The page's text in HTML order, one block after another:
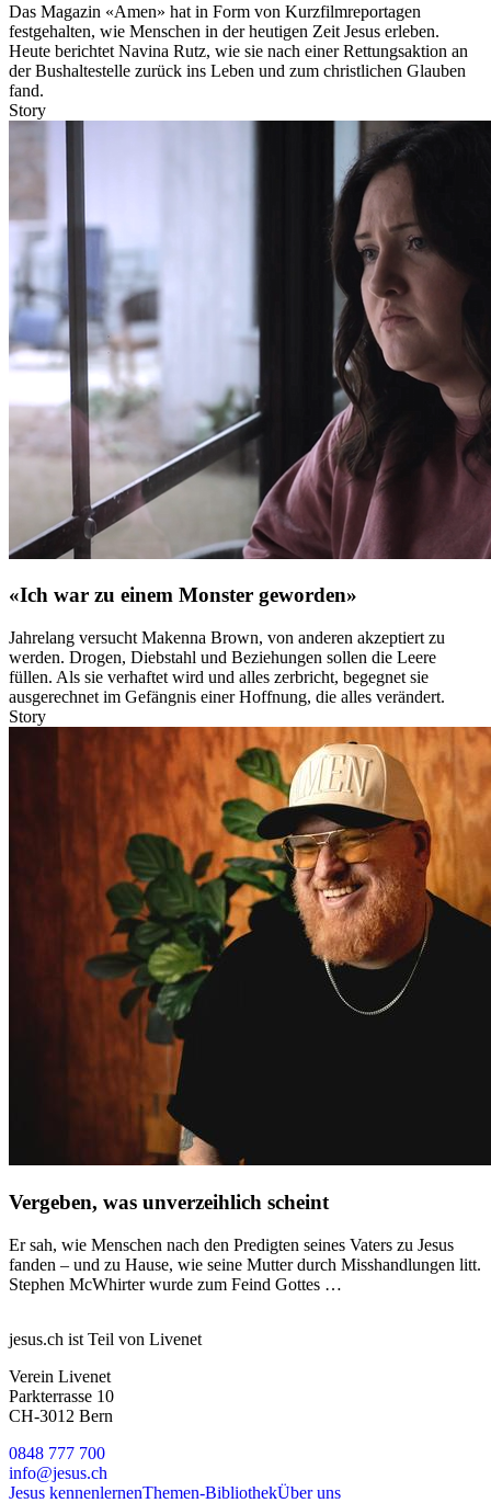
Das Magazin «Amen» hat in Form von Kurzfilmreportagen
festgehalten, wie Menschen in der heutigen Zeit Jesus erleben.
Heute berichtet Navina Rutz, wie sie nach einer Rettungsaktion an
der Bushaltestelle zurück ins Leben und zum christlichen Glauben
fand.
Story
«Ich war zu einem Monster geworden»
Jahrelang versucht Makenna Brown, von anderen akzeptiert zu
werden. Drogen, Diebstahl und Beziehungen sollen die Leere
füllen. Als sie verhaftet wird und alles zerbricht, begegnet sie
ausgerechnet im Gefängnis einer Hoffnung, die alles verändert.
Story
Vergeben, was unverzeihlich scheint
Er sah, wie Menschen nach den Predigten seines Vaters zu Jesus
fanden – und zu Hause, wie seine Mutter durch Misshandlungen litt.
Stephen McWhirter wurde zum Feind Gottes …
jesus.ch ist Teil von Livenet
Verein Livenet
Parkterrasse 10
CH-3012 Bern
0848 777 700
info@jesus.ch
Jesus kennenlernenThemen-BibliothekÜber uns